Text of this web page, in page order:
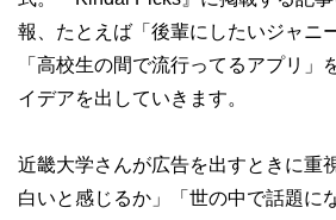
報、たとえば「後輩にしたいジャニ
「高校生の間で流行ってるアプリ」
イデアを出していきます。
近畿大学さんが広告を出すときに重
白いと感じるか」「世の中で話題に